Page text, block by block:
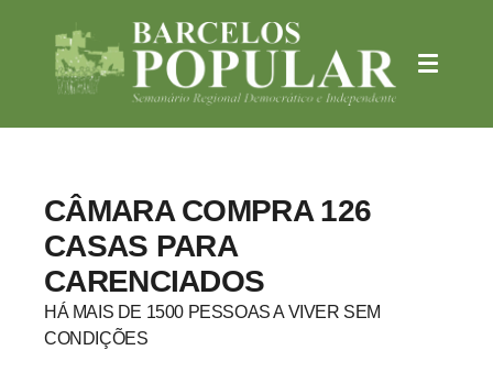
CÂMARA COMPRA 126
CASAS PARA
CARENCIADOS
HÁ MAIS DE 1500 PESSOAS A VIVER SEM
CONDIÇÕES